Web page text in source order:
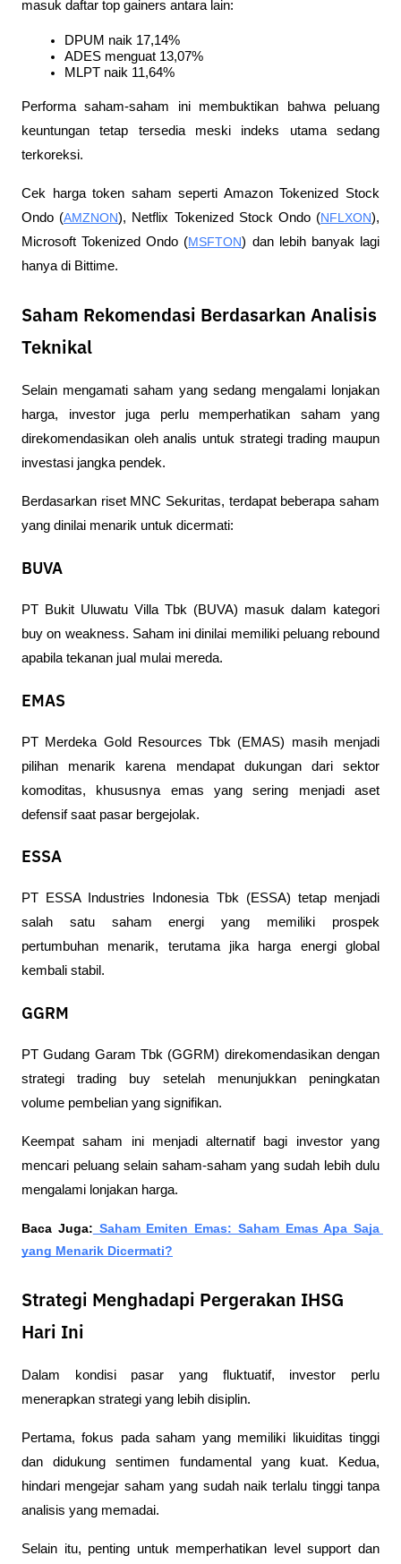
masuk daftar top gainers antara lain:
DPUM naik 17,14%
ADES menguat 13,07%
MLPT naik 11,64%
Performa saham-saham ini membuktikan bahwa peluang
keuntungan tetap tersedia meski indeks utama sedang
terkoreksi.
Cek harga token saham seperti Amazon Tokenized Stock
Ondo (AMZNON), Netflix Tokenized Stock Ondo (NFLXON),
Microsoft Tokenized Ondo (MSFTON) dan lebih banyak lagi
hanya di Bittime.
Saham Rekomendasi Berdasarkan Analisis
Teknikal
Selain mengamati saham yang sedang mengalami lonjakan
harga, investor juga perlu memperhatikan saham yang
direkomendasikan oleh analis untuk strategi trading maupun
investasi jangka pendek.
Berdasarkan riset MNC Sekuritas, terdapat beberapa saham
yang dinilai menarik untuk dicermati:
BUVA
PT Bukit Uluwatu Villa Tbk (BUVA) masuk dalam kategori
buy on weakness. Saham ini dinilai memiliki peluang rebound
apabila tekanan jual mulai mereda.
EMAS
PT Merdeka Gold Resources Tbk (EMAS) masih menjadi
pilihan menarik karena mendapat dukungan dari sektor
komoditas, khususnya emas yang sering menjadi aset
defensif saat pasar bergejolak.
ESSA
PT ESSA Industries Indonesia Tbk (ESSA) tetap menjadi
salah satu saham energi yang memiliki prospek
pertumbuhan menarik, terutama jika harga energi global
kembali stabil.
GGRM
PT Gudang Garam Tbk (GGRM) direkomendasikan dengan
strategi trading buy setelah menunjukkan peningkatan
volume pembelian yang signifikan.
Keempat saham ini menjadi alternatif bagi investor yang
mencari peluang selain saham-saham yang sudah lebih dulu
mengalami lonjakan harga.
Baca Juga: Saham Emiten Emas: Saham Emas Apa Saja
yang Menarik Dicermati?
Strategi Menghadapi Pergerakan IHSG
Hari Ini
Dalam kondisi pasar yang fluktuatif, investor perlu
menerapkan strategi yang lebih disiplin.
Pertama, fokus pada saham yang memiliki likuiditas tinggi
dan didukung sentimen fundamental yang kuat. Kedua,
hindari mengejar saham yang sudah naik terlalu tinggi tanpa
analisis yang memadai.
Selain itu, penting untuk memperhatikan level support dan